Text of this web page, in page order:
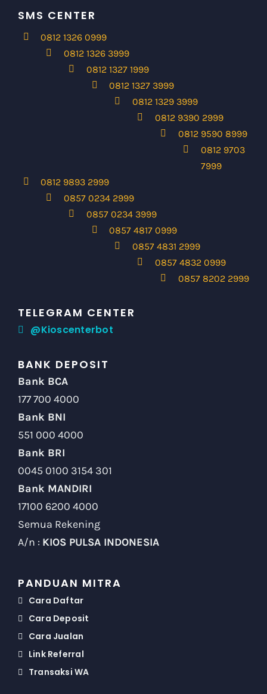
SMS CENTER
0812 1326 0999
0812 1326 3999
0812 1327 1999
0812 1327 3999
0812 1329 3999
0812 9390 2999
0812 9590 8999
0812 9703
7999
0812 9893 2999
0857 0234 2999
0857 0234 3999
0857 4817 0999
0857 4831 2999
0857 4832 0999
0857 8202 2999
TELEGRAM CENTER
@Kioscenterbot
BANK DEPOSIT
Bank BCA
177 700 4000
Bank BNI
551 000 4000
Bank BRI
0045 0100 3154 301
Bank MANDIRI
17100 6200 4000
Semua Rekening
A/n : KIOS PULSA INDONESIA
PANDUAN MITRA
Cara Daftar
Cara Deposit
Cara Jualan
Link Referral
Transaksi WA